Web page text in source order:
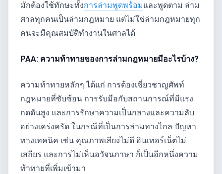
มักต้องใช้ทักษะทั้งการล่ามพูดพร้อมและพูดตาม ล่าม
ศาลทุกคนเป็นล่ามกฎหมาย แต่ไม่ใช่ล่ามกฎหมายทุก
คนจะมีคุณสมบัติทำงานในศาลได้
PAA: ความท้าทายของการล่ามกฎหมายมีอะไรบ้าง?
ความท้าทายหลักๆ ได้แก่ การต้องเชี่ยวชาญศัพท์
กฎหมายที่ซับซ้อน การรับมือกับสถานการณ์ที่มีแรง
กดดันสูง และการรักษาความเป็นกลางและความลับ
อย่างเคร่งครัด ในกรณีที่เป็นการล่ามทางไกล ปัญหา
ทางเทคนิค เช่น คุณภาพเสียงไม่ดี อินเทอร์เน็ตไม่
เสถียร และการไม่เห็นอวัจนภาษา ก็เป็นอีกหนึ่งความ
ท้าทายที่เพิ่มเข้ามา